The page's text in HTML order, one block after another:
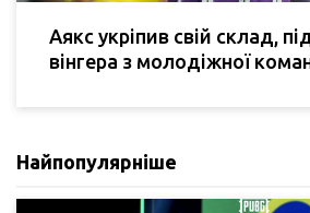
Аякс укріпив свій склад,
вінгера з молодіжної
Найпопулярніше